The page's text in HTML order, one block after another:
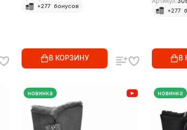
+277 бонусов
В КОРЗИНУ
+277
В
новинка новинка